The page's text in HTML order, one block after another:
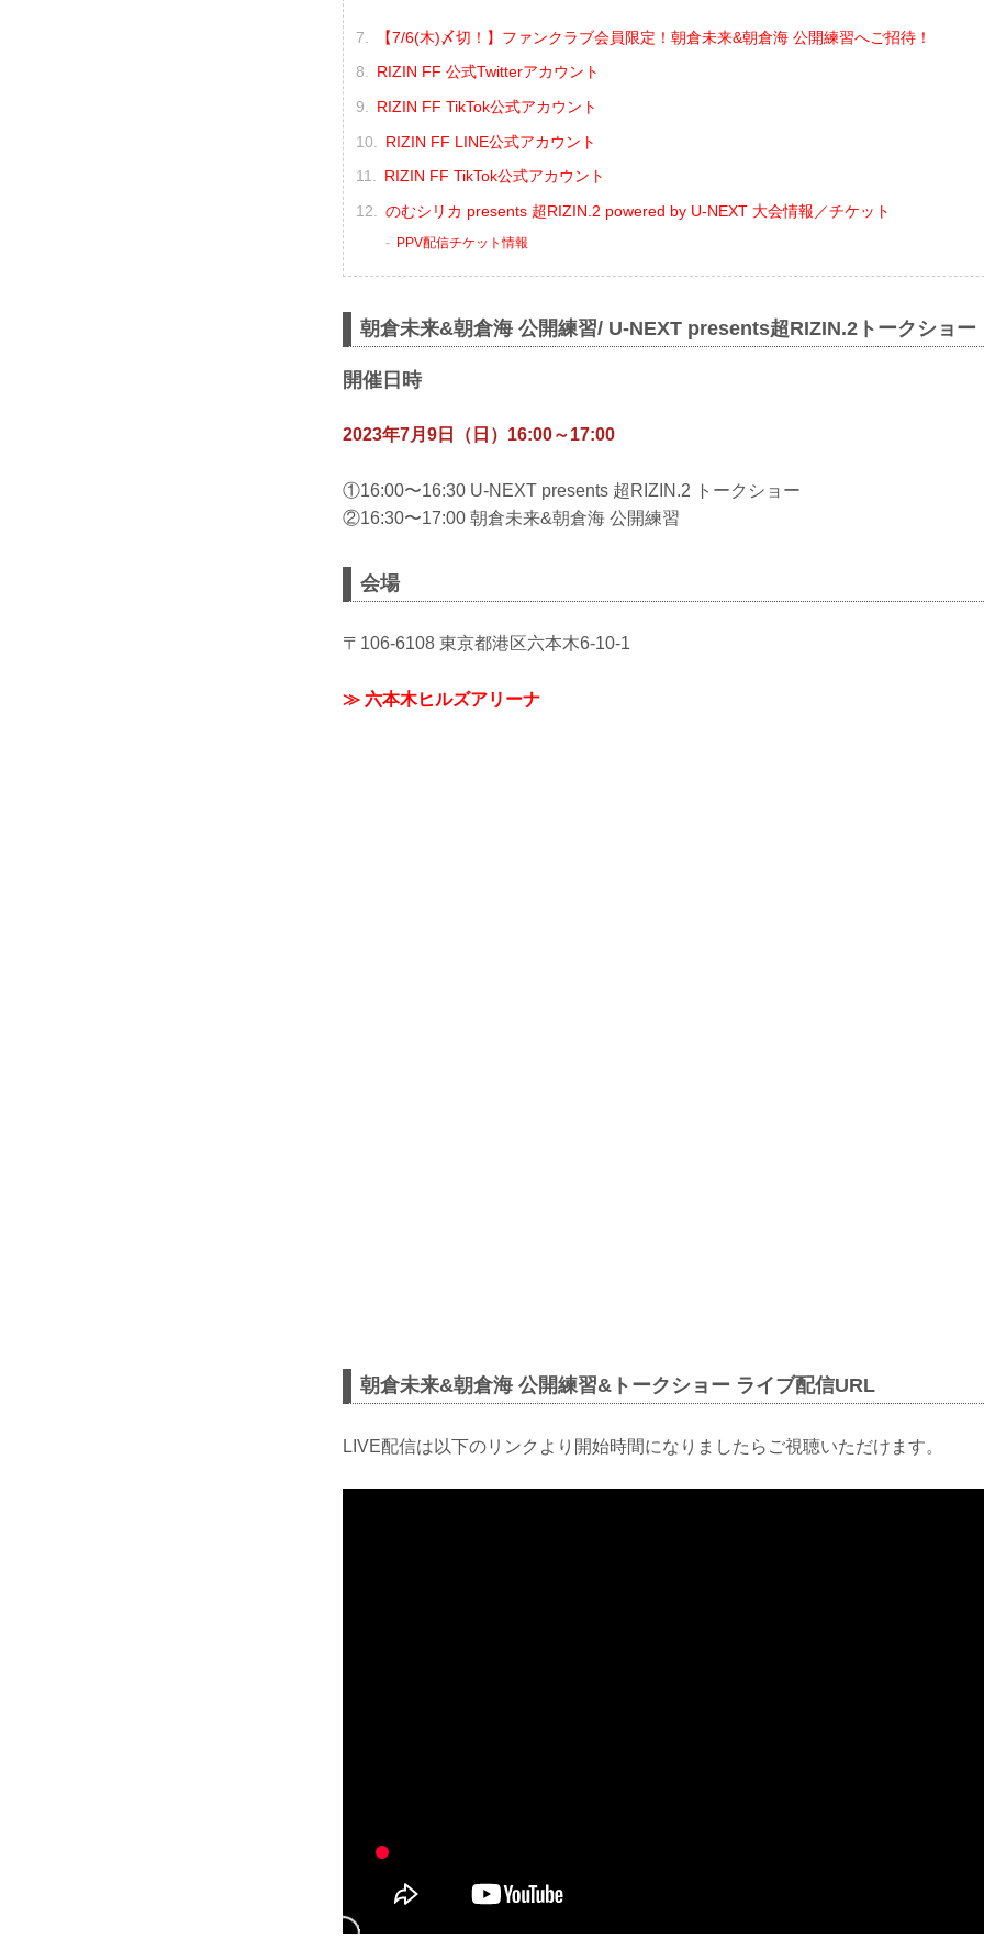
【7/6(木)〆切！】ファンクラブ会員限定！朝倉未来&朝倉海 公開練習へご招待！
RIZIN FF 公式Twitterアカウント
RIZIN FF TikTok公式アカウント
RIZIN FF LINE公式アカウント
RIZIN FF TikTok公式アカウント
のむシリカ presents 超RIZIN.2 powered by U-NEXT 大会情報／チケット
PPV配信チケット情報
朝倉未来&朝倉海 公開練習/ U-NEXT presents超RIZIN.2トークショー
開催日時
2023年7月9日（日）16:00～17:00
①16:00〜16:30 U-NEXT presents 超RIZIN.2 トークショー
②16:30〜17:00 朝倉未来&朝倉海 公開練習
会場
〒106-6108 東京都港区六本木6-10-1
≫ 六本木ヒルズアリーナ
朝倉未来&朝倉海 公開練習&トークショー ライブ配信URL
LIVE配信は以下のリンクより開始時間になりましたらご視聴いただけます。